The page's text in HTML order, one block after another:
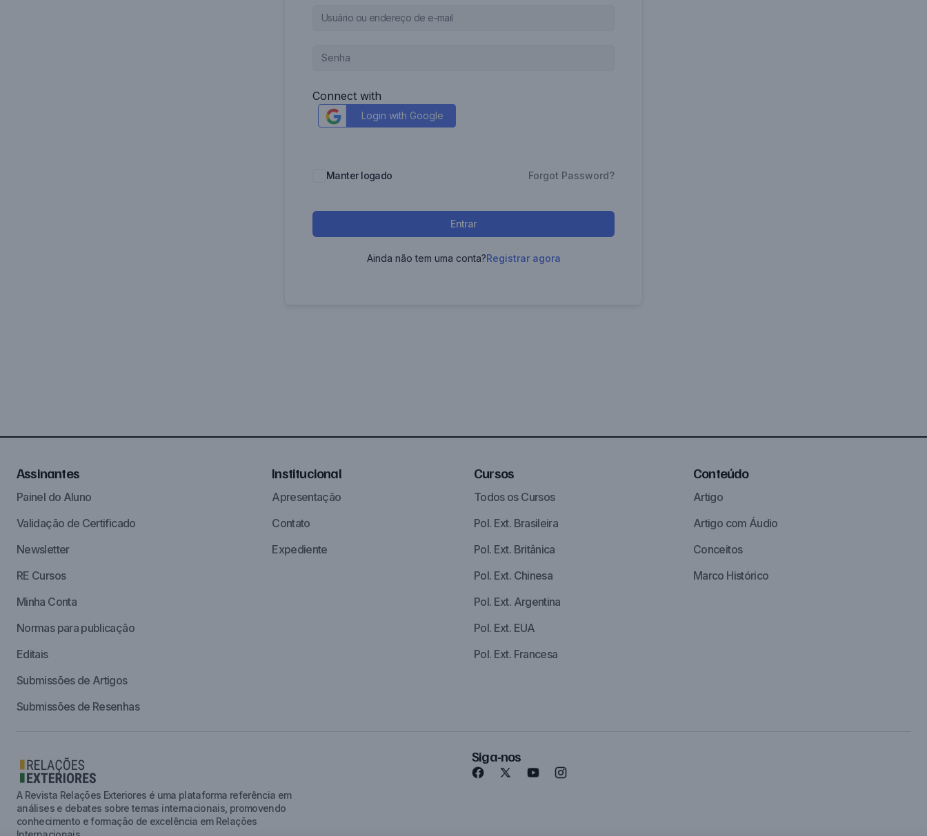
Connect with
Login with Google
Manter logado Forgot Password?
Entrar
Ainda não tem uma conta?Registrar agora
A Revista Relações Exteriores é uma plataforma referência em
análises e debates sobre temas internacionais, promovendo
conhecimento e formação de excelência em Relações
Assinantes
Painel do Aluno
Validação de Certificado
Newsletter
RE Cursos
Minha Conta
Normas para publicação
Editais
Submissões de Artigos
Submissões de Resenhas
Institucional
Apresentação
Contato
Expediente
Cursos
Todos os Cursos
Pol. Ext. Brasileira
Pol. Ext. Britânica
Pol. Ext. Chinesa
Pol. Ext. Argentina
Pol. Ext. EUA
Pol. Ext. Francesa
Conteúdo
Artigo
Artigo com Áudio
Conceitos
Marco Histórico
Siga-nos